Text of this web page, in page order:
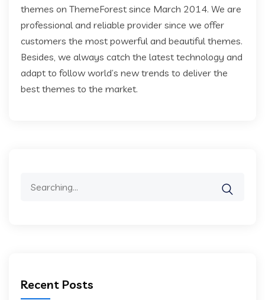
themes on ThemeForest since March 2014. We are
professional and reliable provider since we offer
customers the most powerful and beautiful themes.
Besides, we always catch the latest technology and
adapt to follow world’s new trends to deliver the
best themes to the market.
Recent Posts